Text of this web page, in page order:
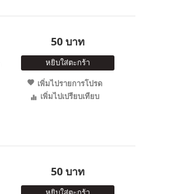
50 บาท
หยิบใส่ตะกร้า
เพิ่มไปรายการโปรด
เพิ่มไปเปรียบเทียบ
50 บาท